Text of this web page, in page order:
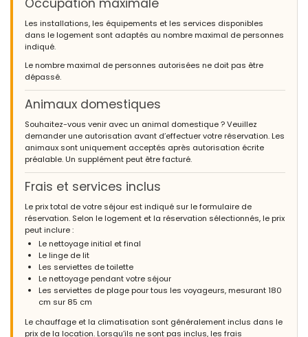
Occupation maximale
Les installations, les équipements et les services disponibles
dans le logement sont adaptés au nombre maximal de personnes
indiqué.
Le nombre maximal de personnes autorisées ne doit pas être
dépassé.
Animaux domestiques
Souhaitez-vous venir avec un animal domestique ? Veuillez
demander une autorisation avant d’effectuer votre réservation. Les
animaux sont uniquement acceptés après autorisation écrite
préalable. Un supplément peut être facturé.
Frais et services inclus
Le prix total de votre séjour est indiqué sur le formulaire de
réservation. Selon le logement et la réservation sélectionnés, le prix
peut inclure :
Le nettoyage initial et final
Le linge de lit
Les serviettes de toilette
Le nettoyage pendant votre séjour
Les serviettes de plage pour tous les voyageurs, mesurant 180
cm sur 85 cm
Le chauffage et la climatisation sont généralement inclus dans le
prix de la location. Lorsqu’ils ne sont pas inclus, les frais